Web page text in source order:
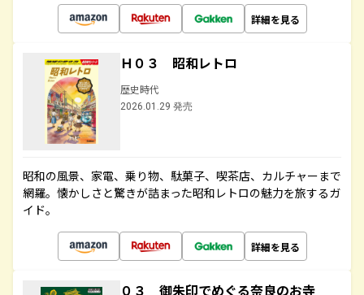
詳細を見る
Ｈ０３ 昭和レトロ
歴史時代
2026.01.29 発売
昭和の風景、家電、乗り物、駄菓子、喫茶店、カルチャーまで
網羅。懐かしさと驚きが詰まった昭和レトロの魅力を旅するガ
イド。
詳細を見る
０３ 御朱印でめぐる奈良のお寺